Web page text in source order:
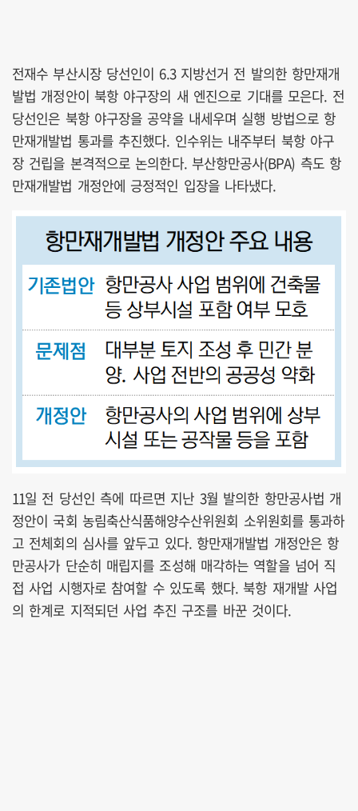
전재수 부산시장 당선인이 6.3 지방선거 전 발의한 항만재개
발법 개정안이 북항 야구장의 새 엔진으로 기대를 모은다. 전
당선인은 북항 야구장을 공약을 내세우며 실행 방법으로 항
만재개발법 통과를 추진했다. 인수위는 내주부터 북항 야구
장 건립을 본격적으로 논의한다. 부산항만공사(BPA) 측도 항
만재개발법 개정안에 긍정적인 입장을 나타냈다.
11일 전 당선인 측에 따르면 지난 3월 발의한 항만공사법 개
정안이 국회 농림축산식품해양수산위원회 소위원회를 통과하
고 전체회의 심사를 앞두고 있다. 항만재개발법 개정안은 항
만공사가 단순히 매립지를 조성해 매각하는 역할을 넘어 직
접 사업 시행자로 참여할 수 있도록 했다. 북항 재개발 사업
의 한계로 지적되던 사업 추진 구조를 바꾼 것이다.